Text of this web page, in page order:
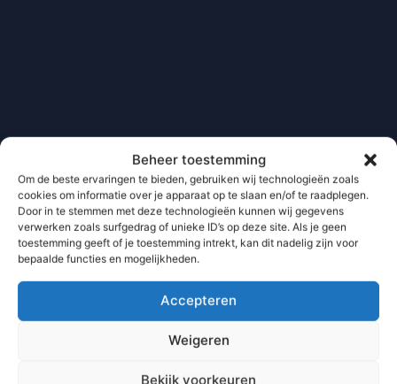
Beheer toestemming
Om de beste ervaringen te bieden, gebruiken wij technologieën zoals
cookies om informatie over je apparaat op te slaan en/of te raadplegen.
Door in te stemmen met deze technologieën kunnen wij gegevens
verwerken zoals surfgedrag of unieke ID’s op deze site. Als je geen
toestemming geeft of je toestemming intrekt, kan dit nadelig zijn voor
bepaalde functies en mogelijkheden.
Accepteren
Weigeren
Bekijk voorkeuren